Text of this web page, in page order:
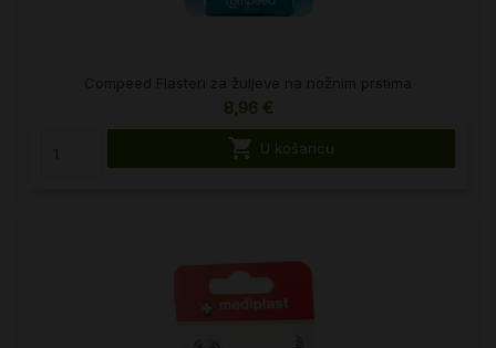
8,96 €
 U košaricu